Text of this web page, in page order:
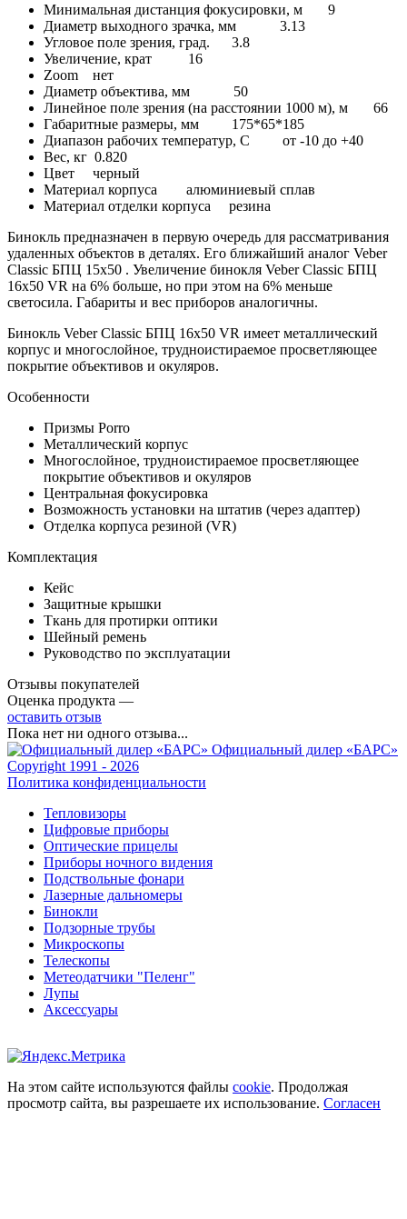
Минимальная дистанция фокусировки, м 9
Диаметр выходного зрачка, мм 3.13
Угловое поле зрения, град. 3.8
Увеличение, крат 16
Zoom нет
Диаметр объектива, мм 50
Линейное поле зрения (на расстоянии 1000 м), м 66
Габаритные размеры, мм 175*65*185
Диапазон рабочих температур, C от -10 до +40
Вес, кг 0.820
Цвет черный
Материал корпуса алюминиевый сплав
Материал отделки корпуса резина
Бинокль предназначен в первую очередь для рассматривания
удаленных объектов в деталях. Его ближайший аналог Veber
Classic БПЦ 15x50 . Увеличение бинокля Veber Classic БПЦ
16x50 VR на 6% больше, но при этом на 6% меньше
светосила. Габариты и вес приборов аналогичны.
Бинокль Veber Classic БПЦ 16x50 VR имеет металлический
корпус и многослойное, трудноистираемое просветляющее
покрытие объективов и окуляров.
Особенности
Призмы Porro
Металлический корпус
Многослойное, трудноистираемое просветляющее
покрытие объективов и окуляров
Центральная фокусировка
Возможность установки на штатив (через адаптер)
Отделка корпуса резиной (VR)
Комплектация
Кейс
Защитные крышки
Ткань для протирки оптики
Шейный ремень
Руководство по эксплуатации
Отзывы покупателей
Оценка продукта —
оставить отзыв
Пока нет ни одного отзыва...
Официальный дилер «БАРС»
Copyright 1991 - 2026
Политика конфиденциальности
Тепловизоры
Цифровые приборы
Оптические прицелы
Приборы ночного видения
Подствольные фонари
Лазерные дальномеры
Бинокли
Подзорные трубы
Микроскопы
Телескопы
Метеодатчики "Пеленг"
Лупы
Аксессуары
На этом сайте используются файлы cookie. Продолжая
просмотр сайта, вы разрешаете их использование. Согласен